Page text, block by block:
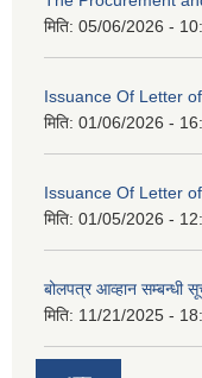
मिति: 05/06/2026 -
Issuance Of Letter
मिति: 01/06/2026 -
Issuance Of Letter
मिति: 01/05/2026 -
बोलपत्र आव्हान सम्बन्धी
मिति: 11/21/2025 -